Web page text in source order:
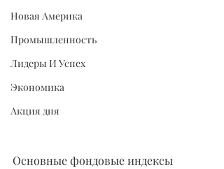
Новая Америка
Промышленность
Лидеры И Успех
Экономика
Акция дня
Основные фондовые индексы